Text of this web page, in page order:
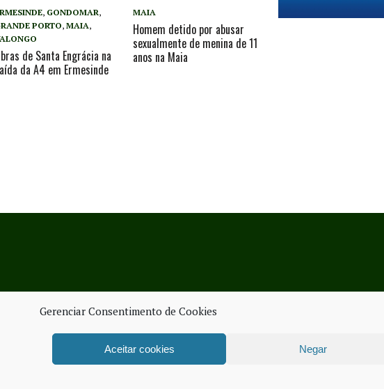
Gerenciar Consentimento de Cookies
Aceitar cookies Negar
, GONDOMAR,
PORTO,MAIA,
de Santa Engrácia na
da A4 em Ermesinde
MAIA
Homem detido por abusar
sexualmente de menina de 11
anos na Maia
FICHA TÉCNICA ESTATUTO EDITORIAL